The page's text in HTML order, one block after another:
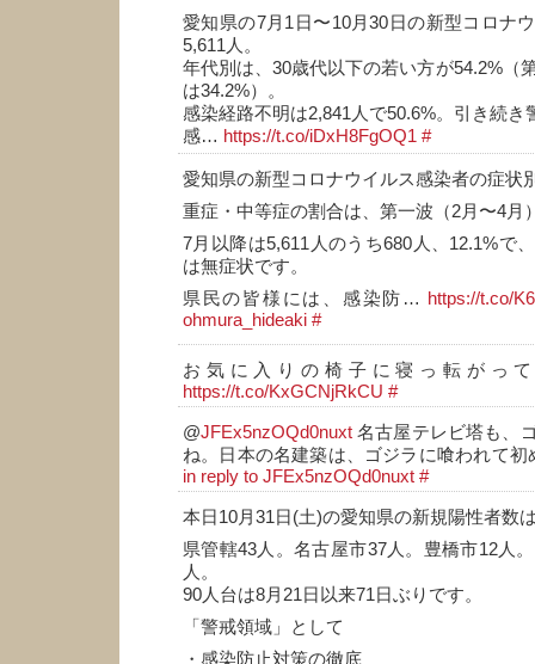
愛知県の7月1日〜10月30日の新型コロナ
5,611人。
年代別は、30歳代以下の若い方が54.2%（
は34.2%）。
感染経路不明は2,841人で50.6%。引き続き
感… https://t.co/iDxH8FgOQ1 #
愛知県の新型コロナウイルス感染者の症状
重症・中等症の割合は、第一波（2月〜4月
7月以降は5,611人のうち680人、12.1%で
は無症状です。
県民の皆様には、感染防…
https://t.co/
ohmura_hideaki #
お気に入りの椅子に寝っ転がっ
https://t.co/KxGCNjRkCU #
@JFEx5nzOQd0nuxt 名古屋テレビ塔も、
ね。日本の名建築は、ゴジラに喰われて初
in reply to JFEx5nzOQd0nuxt #
本日10月31日(土)の愛知県の新規陽性者数
県管轄43人。名古屋市37人。豊橋市12人
人。
90人台は8月21日以来71日ぶりです。
「警戒領域」として
・感染防止対策の徹底